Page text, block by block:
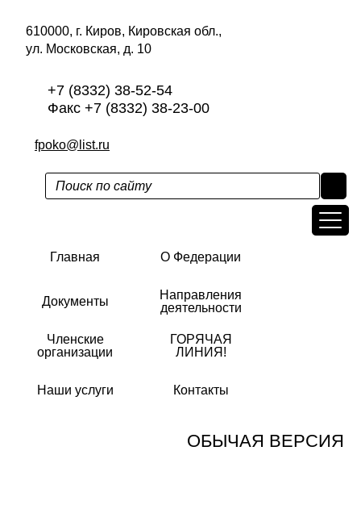
610000, г. Киров, Кировская обл.,
ул. Московская, д. 10
+7 (8332) 38-52-54
Факс +7 (8332) 38-23-00
fpoko@list.ru
Главная О Федерации
Документы
Направления
деятельности
Членские
организации
ГОРЯЧАЯ
ЛИНИЯ!
Наши услуги Контакты
ОБЫЧАЯ ВЕРСИЯ